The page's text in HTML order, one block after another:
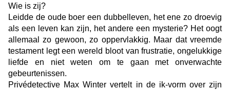
Wie is zij?
Leidde de oude boer een dubbelleven, het ene zo droevig
als een leven kan zijn, het andere een mysterie? Het oogt
allemaal zo gewoon, zo oppervlakkig. Maar dat vreemde
testament legt een wereld bloot van frustratie, ongelukkige
liefde en niet weten om te gaan met onverwachte
gebeurtenissen.
Privédetective Max Winter vertelt in de ik-vorm over zijn